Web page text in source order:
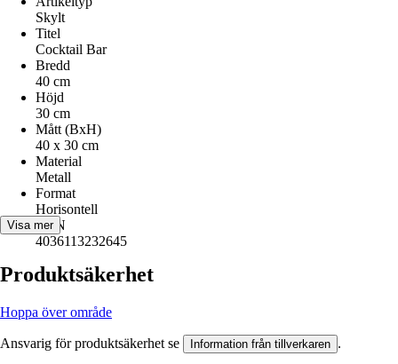
Skylt
Titel
Cocktail Bar
Bredd
40 cm
Höjd
30 cm
Mått (BxH)
40 x 30 cm
Material
Metall
Format
Horisontell
EAN
4036113232645
Visa mer
Produktsäkerhet
Hoppa över område
Ansvarig för produktsäkerhet se Information från tillverkaren .